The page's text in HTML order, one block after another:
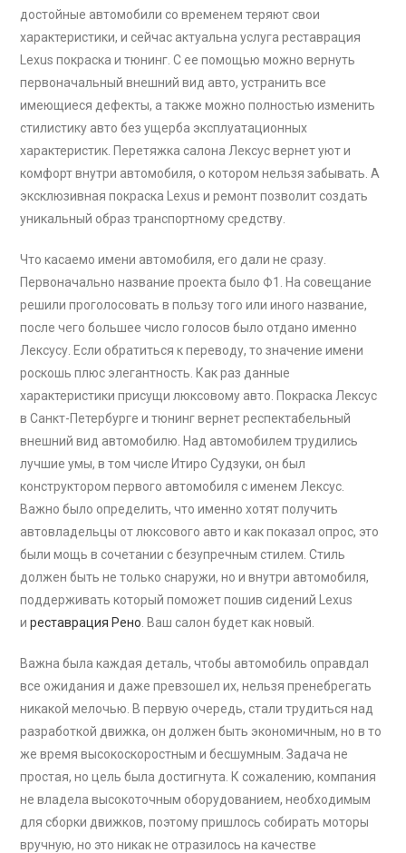
достойные автомобили со временем теряют свои
характеристики, и сейчас актуальна услуга реставрация
Lexus покраска и тюнинг. С ее помощью можно вернуть
первоначальный внешний вид авто, устранить все
имеющиеся дефекты, а также можно полностью изменить
стилистику авто без ущерба эксплуатационных
характеристик. Перетяжка салона Лексус вернет уют и
комфорт внутри автомобиля, о котором нельзя забывать. А
эксклюзивная покраска Lexus и ремонт позволит создать
уникальный образ транспортному средству.
Что касаемо имени автомобиля, его дали не сразу.
Первоначально название проекта было Ф1. На совещание
решили проголосовать в пользу того или иного название,
после чего большее число голосов было отдано именно
Лексусу. Если обратиться к переводу, то значение имени
роскошь плюс элегантность. Как раз данные
характеристики присущи люксовому авто. Покраска Лексус
в Санкт-Петербурге и тюнинг вернет респектабельный
внешний вид автомобилю. Над автомобилем трудились
лучшие умы, в том числе Итиро Судзуки, он был
конструктором первого автомобиля с именем Лексус.
Важно было определить, что именно хотят получить
автовладельцы от люксового авто и как показал опрос, это
были мощь в сочетании с безупречным стилем. Стиль
должен быть не только снаружи, но и внутри автомобиля,
поддерживать который поможет пошив сидений Lexus
иреставрация Рено . Ваш салон будет как новый.
Важна была каждая деталь, чтобы автомобиль оправдал
все ожидания и даже превзошел их, нельзя пренебрегать
никакой мелочью. В первую очередь, стали трудиться над
разработкой движка, он должен быть экономичным, но в то
же время высокоскоростным и бесшумным. Задача не
простая, но цель была достигнута. К сожалению, компания
не владела высокоточным оборудованием, необходимым
для сборки движков, поэтому пришлось собирать моторы
вручную, но это никак не отразилось на качестве